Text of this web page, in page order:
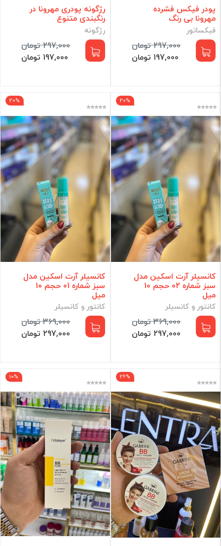
پودر فیکس فشرده
مهرونا بی رنگ
فیکساتور
297,000 تومان
197,000 تومان
رژگونه پودری مهرونا در
رنگبندی متنوع
رژگونه
297,000 تومان
197,000 تومان
20%
کانسیلر آرت اسکین مدل
سبز شماره 02 حجم 10
میل
کانتور و کانسیلر
369,000 تومان
297,000 تومان
20%
کانسیلر آرت اسکین مدل
سبز شماره 01 حجم 10
میل
کانتور و کانسیلر
369,000 تومان
297,000 تومان
26%
10%